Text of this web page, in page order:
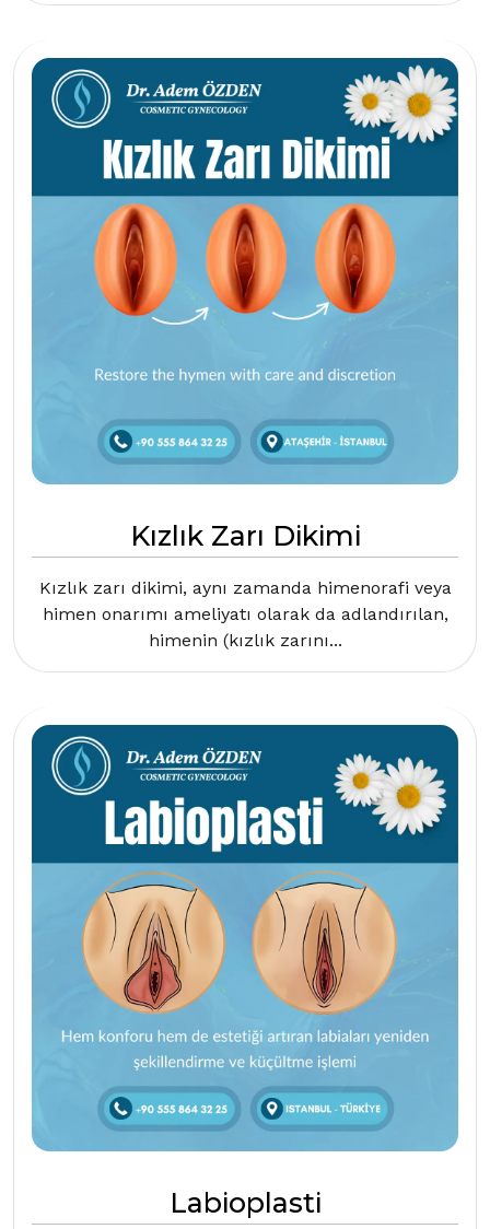
Kızlık Zarı Dikimi
Kızlık zarı dikimi, aynı zamanda himenorafi veya
himen onarımı ameliyatı olarak da adlandırılan,
himenin (kızlık zarını...
Labioplasti